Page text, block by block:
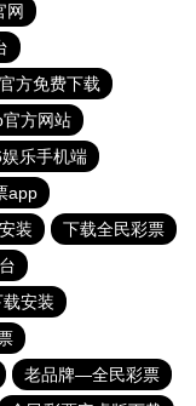
网
方免费下载
方网站
乐手机端
app
装
下载全民彩票
安装
老品牌—全民彩票